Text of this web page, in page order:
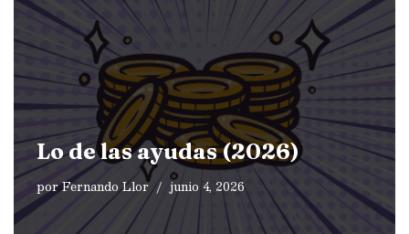
Lo de las ayudas (2026)
porFernando Llor junio 4, 2026